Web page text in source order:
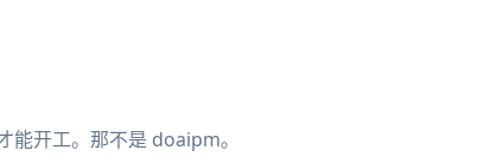
开工。那不是 doaipm。